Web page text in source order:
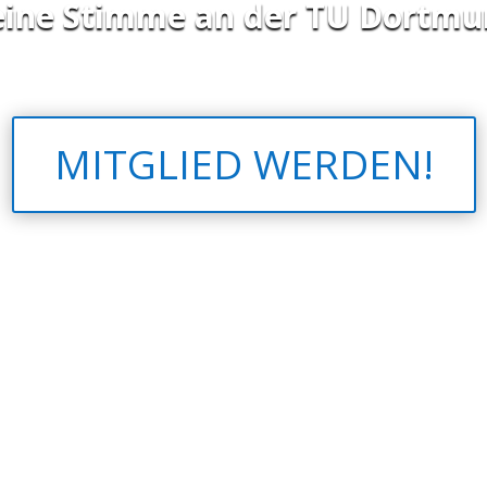
Stimme an der TU
MITGLIED WERDEN!